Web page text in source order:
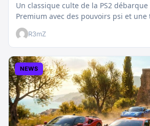
Un classique culte de la PS2 débarque
Premium avec des pouvoirs psi et
boostée.…
R3mZ
NEWS